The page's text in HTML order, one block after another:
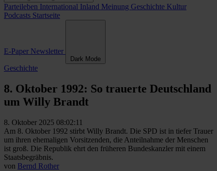
Parteileben International Inland Meinung Geschichte Kultur
Podcasts Startseite
E-Paper Newsletter
Dark Mode
Geschichte
8. Oktober 1992: So trauerte Deutschland
um Willy Brandt
8. Oktober 2025 08:02:11
Am 8. Oktober 1992 stirbt Willy Brandt. Die SPD ist in tiefer Trauer
um ihren ehemaligen Vorsitzenden, die Anteilnahme der Menschen
ist groß. Die Republik ehrt den früheren Bundeskanzler mit einem
Staatsbegräbnis.
von Bernd Rother